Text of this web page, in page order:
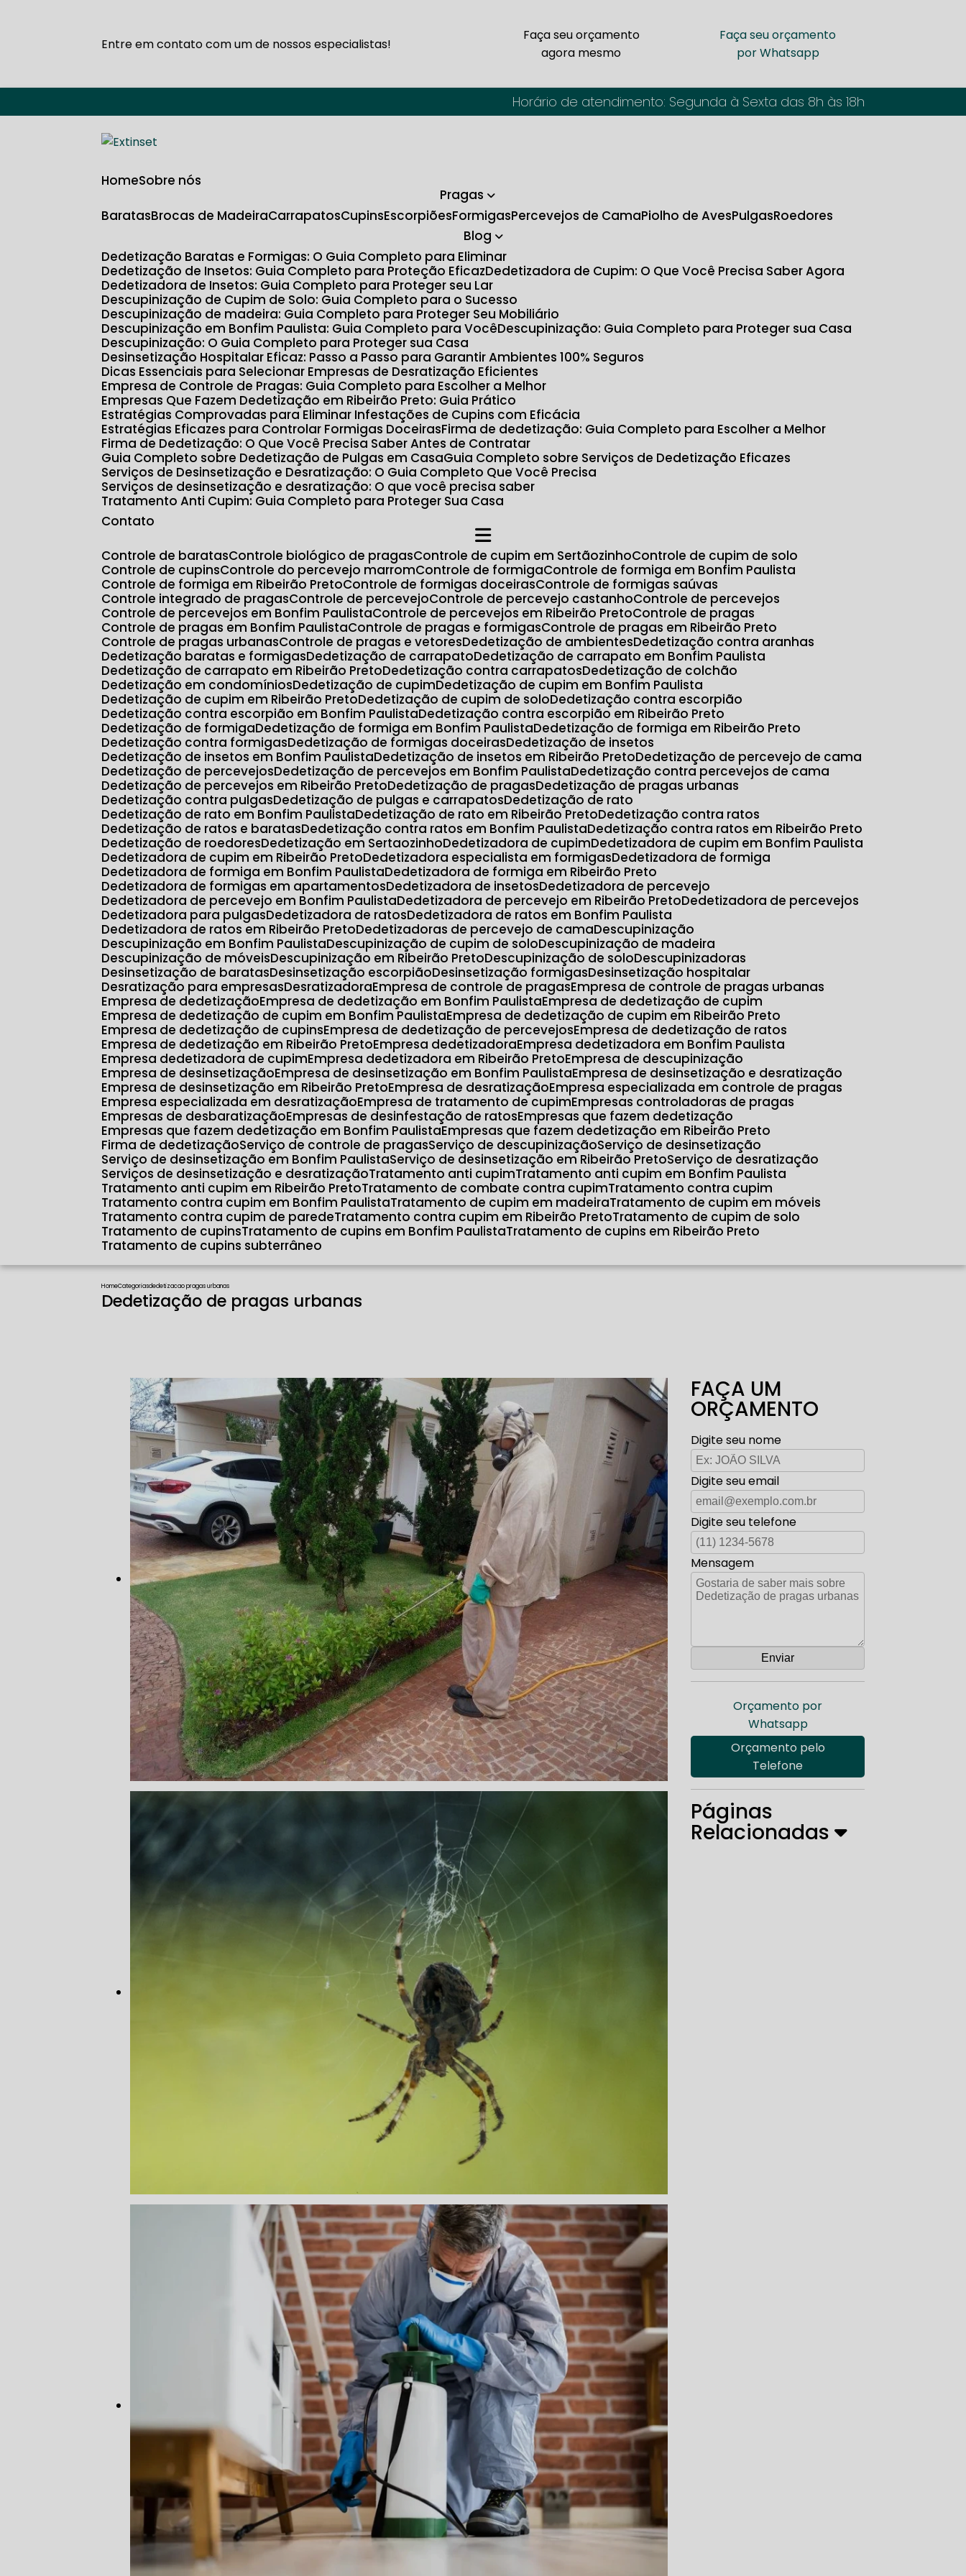
Entre em contato com um de nossos especialistas!
Faça seu orçamento
agora mesmo
Faça seu orçamento
por Whatsapp
Horário de atendimento: Segunda à Sexta das 8h às 18h
Home Sobre nós
Pragas
Baratas Brocas de Madeira Carrapatos Cupins Escorpiões Formigas Percevejos de Cama Piolho de Aves Pulgas Roedores
Blog
Dedetização Baratas e Formigas: O Guia Completo para Eliminar
Dedetização de Insetos: Guia Completo para Proteção Eficaz Dedetizadora de Cupim: O Que Você Precisa Saber Agora
Dedetizadora de Insetos: Guia Completo para Proteger seu Lar
Descupinização de Cupim de Solo: Guia Completo para o Sucesso
Descupinização de madeira: Guia Completo para Proteger Seu Mobiliário
Descupinização em Bonfim Paulista: Guia Completo para Você Descupinização: Guia Completo para Proteger sua Casa
Descupinização: O Guia Completo para Proteger sua Casa
Desinsetização Hospitalar Eficaz: Passo a Passo para Garantir Ambientes 100% Seguros
Dicas Essenciais para Selecionar Empresas de Desratização Eficientes
Empresa de Controle de Pragas: Guia Completo para Escolher a Melhor
Empresas Que Fazem Dedetização em Ribeirão Preto: Guia Prático
Estratégias Comprovadas para Eliminar Infestações de Cupins com Eficácia
Estratégias Eficazes para Controlar Formigas Doceiras Firma de dedetização: Guia Completo para Escolher a Melhor
Firma de Dedetização: O Que Você Precisa Saber Antes de Contratar
Guia Completo sobre Dedetização de Pulgas em Casa
Guia Completo sobre Serviços de Dedetização Eficazes
Serviços de Desinsetização e Desratização: O Guia Completo Que Você Precisa
Serviços de desinsetização e desratização: O que você precisa saber
Tratamento Anti Cupim: Guia Completo para Proteger Sua Casa
Contato
Controle de baratas
Controle biológico de pragas Controle de cupim em Sertãozinho
Controle de cupim de solo
Controle de cupins
Controle do percevejo marrom Controle de formiga
Controle de formiga em Bonfim Paulista
Controle de formiga em Ribeirão Preto
Controle de formigas doceiras
Controle de formigas saúvas
Controle integrado de pragas
Controle de percevejo Controle de percevejo castanho
Controle de percevejos
Controle de percevejos em Bonfim Paulista
Controle de percevejos em Ribeirão Preto
Controle de pragas
Controle de pragas em Bonfim Paulista
Controle de pragas e formigas
Controle de pragas em Ribeirão Preto
Controle de pragas urbanas
Controle de pragas e vetores Dedetização de ambientes Dedetização contra aranhas
Dedetização baratas e formigas Dedetização de carrapato Dedetização de carrapato em Bonfim Paulista
Dedetização de carrapato em Ribeirão Preto Dedetização contra carrapatos Dedetização de colchão
Dedetização em condomínios Dedetização de cupim Dedetização de cupim em Bonfim Paulista
Dedetização de cupim em Ribeirão Preto Dedetização de cupim de solo Dedetização contra escorpião
Dedetização contra escorpião em Bonfim Paulista Dedetização contra escorpião em Ribeirão Preto
Dedetização de formiga Dedetização de formiga em Bonfim Paulista Dedetização de formiga em Ribeirão Preto
Dedetização contra formigas Dedetização de formigas doceiras Dedetização de insetos
Dedetização de insetos em Bonfim Paulista Dedetização de insetos em Ribeirão Preto Dedetização de percevejo de cama
Dedetização de percevejos Dedetização de percevejos em Bonfim Paulista Dedetização contra percevejos de cama
Dedetização de percevejos em Ribeirão Preto Dedetização de pragas Dedetização de pragas urbanas
Dedetização contra pulgas Dedetização de pulgas e carrapatos Dedetização de rato
Dedetização de rato em Bonfim Paulista Dedetização de rato em Ribeirão Preto Dedetização contra ratos
Dedetização de ratos e baratas Dedetização contra ratos em Bonfim Paulista Dedetização contra ratos em Ribeirão Preto
Dedetização de roedores Dedetização em Sertaozinho Dedetizadora de cupim Dedetizadora de cupim em Bonfim Paulista
Dedetizadora de cupim em Ribeirão Preto Dedetizadora especialista em formigas Dedetizadora de formiga
Dedetizadora de formiga em Bonfim Paulista Dedetizadora de formiga em Ribeirão Preto
Dedetizadora de formigas em apartamentos Dedetizadora de insetos Dedetizadora de percevejo
Dedetizadora de percevejo em Bonfim Paulista Dedetizadora de percevejo em Ribeirão Preto Dedetizadora de percevejos
Dedetizadora para pulgas Dedetizadora de ratos Dedetizadora de ratos em Bonfim Paulista
Dedetizadora de ratos em Ribeirão Preto Dedetizadoras de percevejo de cama Descupinização
Descupinização em Bonfim Paulista Descupinização de cupim de solo Descupinização de madeira
Descupinização de móveis Descupinização em Ribeirão Preto Descupinização de solo Descupinizadoras
Desinsetização de baratas Desinsetização escorpião Desinsetização formigas Desinsetização hospitalar
Desratização para empresas Desratizadora Empresa de controle de pragas Empresa de controle de pragas urbanas
Empresa de dedetização Empresa de dedetização em Bonfim Paulista Empresa de dedetização de cupim
Empresa de dedetização de cupim em Bonfim Paulista Empresa de dedetização de cupim em Ribeirão Preto
Empresa de dedetização de cupins Empresa de dedetização de percevejos Empresa de dedetização de ratos
Empresa de dedetização em Ribeirão Preto Empresa dedetizadora Empresa dedetizadora em Bonfim Paulista
Empresa dedetizadora de cupim Empresa dedetizadora em Ribeirão Preto Empresa de descupinização
Empresa de desinsetização Empresa de desinsetização em Bonfim Paulista Empresa de desinsetização e desratização
Empresa de desinsetização em Ribeirão Preto Empresa de desratização Empresa especializada em controle de pragas
Empresa especializada em desratização Empresa de tratamento de cupim Empresas controladoras de pragas
Empresas de desbaratização Empresas de desinfestação de ratos Empresas que fazem dedetização
Empresas que fazem dedetização em Bonfim Paulista Empresas que fazem dedetização em Ribeirão Preto
Firma de dedetização Serviço de controle de pragas Serviço de descupinização Serviço de desinsetização
Serviço de desinsetização em Bonfim Paulista Serviço de desinsetização em Ribeirão Preto Serviço de desratização
Serviços de desinsetização e desratização Tratamento anti cupim Tratamento anti cupim em Bonfim Paulista
Tratamento anti cupim em Ribeirão Preto Tratamento de combate contra cupim Tratamento contra cupim
Tratamento contra cupim em Bonfim Paulista Tratamento de cupim em madeira Tratamento de cupim em móveis
Tratamento contra cupim de parede Tratamento contra cupim em Ribeirão Preto Tratamento de cupim de solo
Tratamento de cupins Tratamento de cupins em Bonfim Paulista Tratamento de cupins em Ribeirão Preto
Tratamento de cupins subterrâneo
HomeCategoriasdedetizacao pragas urbanas
Dedetização de pragas urbanas
FAÇA UM
ORÇAMENTO
Digite seu nome
Digite seu email
Digite seu telefone
Mensagem
Orçamento por
Whatsapp
Orçamento pelo
Telefone
Páginas
Relacionadas